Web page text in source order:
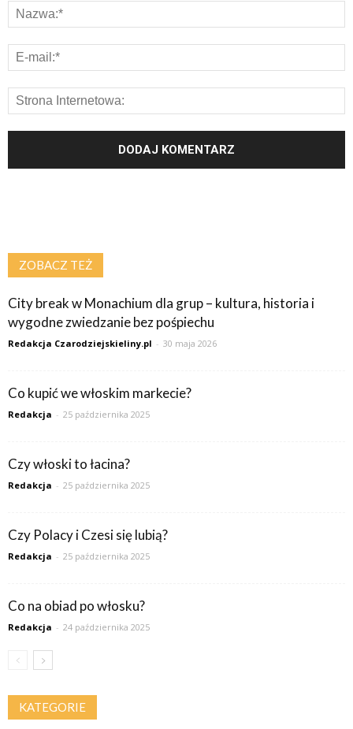
ZOBACZ TEŻ
City break w Monachium dla grup – kultura, historia i
wygodne zwiedzanie bez pośpiechu
Redakcja Czarodziejskieliny.pl - 30 maja 2026
Co kupić we włoskim markecie?
Redakcja - 25 października 2025
Czy włoski to łacina?
Redakcja - 25 października 2025
Czy Polacy i Czesi się lubią?
Redakcja - 25 października 2025
Co na obiad po włosku?
Redakcja - 24 października 2025
KATEGORIE